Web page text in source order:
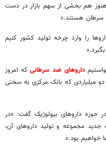
هنوز هم بخشی از سهم بازار در دست
سرطان هستند.»
را وارد چرخه تولید کشور کنیم
داروهای ضد سرطانیکه امروز
دو میلیاردی که بانک مرکزی به سختی
حوزه داروهای بیولوژیک گفت: «در
جدید مجموعه و تولید داروهای آن،
خواهیم بود.»